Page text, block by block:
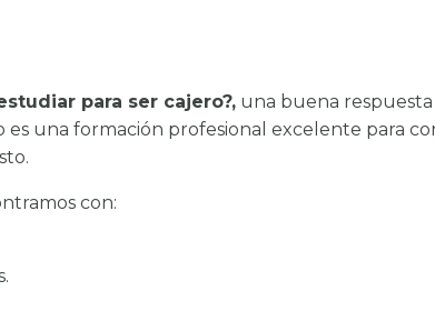
para ser cajero?, una buena respuesta
es una formación profesional excelente para
con: